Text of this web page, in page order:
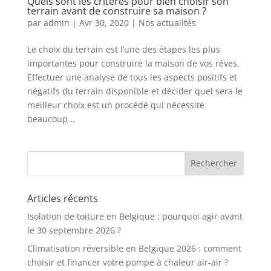
terrain avant de construire sa maison ?
par admin | Avr 30, 2020| Nos actualités
Le choix du terrain est l’une des étapes les plus
importantes pour construire la maison de vos rêves.
Effectuer une analyse de tous les aspects positifs et
négatifs du terrain disponible et décider quel sera le
meilleur choix est un procédé qui nécessite
beaucoup...
Articles récents
Isolation de toiture en Belgique : pourquoi agir avant
le 30 septembre 2026 ?
Climatisation réversible en Belgique 2026 : comment
choisir et financer votre pompe à chaleur air-air ?